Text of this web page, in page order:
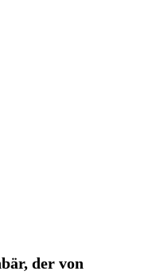
der von